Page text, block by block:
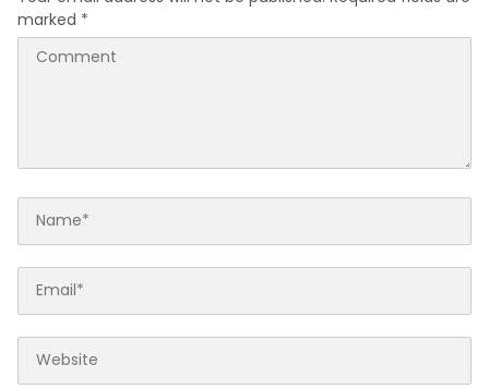
marked *